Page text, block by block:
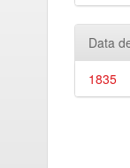
Data
1835